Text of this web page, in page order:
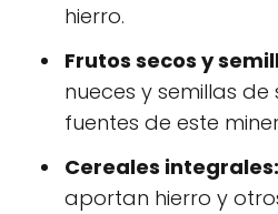
hierro.
Frutos secos y
nueces y semillas
fuentes de este
Cereales integrales:
aportan hierro y